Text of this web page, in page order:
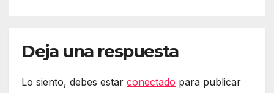
Deja una respuesta
Lo siento, debes estar conectado para publicar